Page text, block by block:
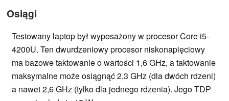
Osiągi
Testowany laptop był wyposażony w procesor Core i5-
4200U. Ten dwurdzeniowy procesor niskonapięciowy
ma bazowe taktowanie o wartości 1,6 GHz, a taktowanie
maksymalne może osiągnąć 2,3 GHz (dla dwóch rdzeni)
a nawet 2,6 GHz (tylko dla jednego rdzenia). Jego TDP